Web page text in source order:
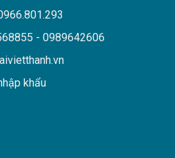
- 0989642606
khẩu